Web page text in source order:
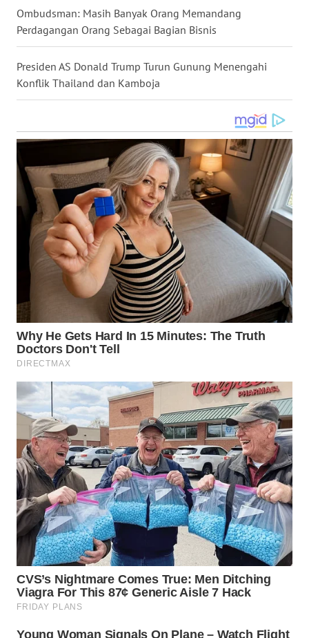
Ombudsman: Masih Banyak Orang Memandang
Perdagangan Orang Sebagai Bagian Bisnis
Presiden AS Donald Trump Turun Gunung Menengahi
Konflik Thailand dan Kamboja
WN
NUSANTARA
WN
JOGJA
JATIM
WN
BALI
WN
KALBAR
KALTENG
WN
KALTARA
KALSEL
WN
KALTIM
WN
SULSEL
WN
GORONTALO
WN
SULUT
WN